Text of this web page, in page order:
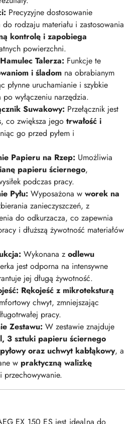
Precyzyjne dostosowanie
rodzaju materiału i zastosowania
kontrolę i zapobiega
powierzchni.
Talerza: Funkcje te
i śladom na obrabianym
płynne uruchamianie i szybkie
wyłączeniu narzędzia.
Suwakowy: Przełącznik jest
co zwiększa jego trwałość i
go przed pyłem i
Papieru na Rzep: Umożliwia
papieru ściernego,
podczas pracy.
Pyłu: Wyposażona w worek na
zanieczyszczeń, z
do odkurzacza, co zapewnia
i dłuższą żywotność materiałów
Wykonana z odlewu
jest odporna na intensywne
jej długą żywotność.
Rękojeść z mikroteksturą
chwyt, zmniejszając
pracy.
Zestawu: W zestawie znajduje
3 sztuki papieru ściernego
oraz uchwyt kabłąkowy, a
w praktyczną walizkę
przechowywanie.